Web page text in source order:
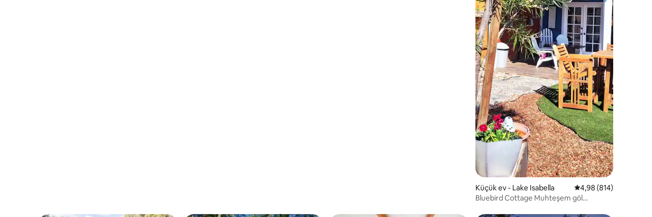
Küçük ev - Lake Isabella 5 üzerinden ortalama
4,98 (814)
Bluebird Cottage Muhteşem göl